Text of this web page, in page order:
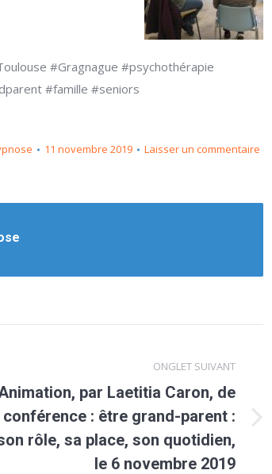
#Gragnague #psychothérapie
#famille #seniors
11 novembre 2019 Laisser un commentaire
ONGLET SUIVANT
par Laetitia Caron, de
conférence : être grand-parent :
rôle, sa place, son quotidien,
le 6 novembre 2019